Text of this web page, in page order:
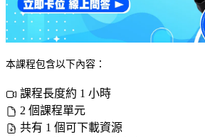
本課程包含以下內容：
課程長度約 1 小時
2 個課程單元
共有 1 個可下載資源